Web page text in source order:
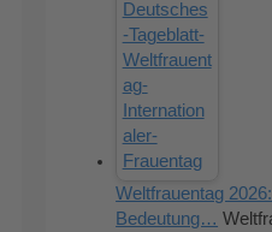
Weltfrauentag
Bedeutung…